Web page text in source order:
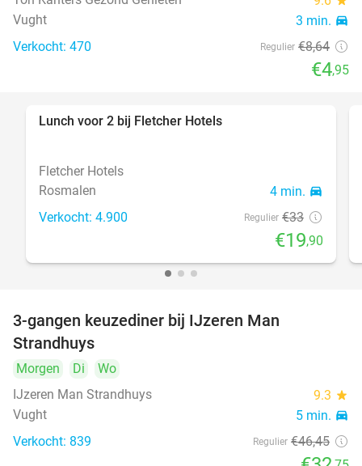
Vught 3 min. directions_car
Verkocht: 470 Regulier €8,64
€4,95
Lunch voor 2 bij Fletcher Hotels
Fletcher Hotels
Rosmalen
4 min. directions_car
Verkocht: 4.900 Regulier €33
€19,90
3-gangen keuzediner bij IJzeren Man
Strandhuys
Morgen Di
Wo
IJzeren Man Strandhuys
9.3 star
Vught 5 min. directions_car
Verkocht: 839 Regulier €46,45